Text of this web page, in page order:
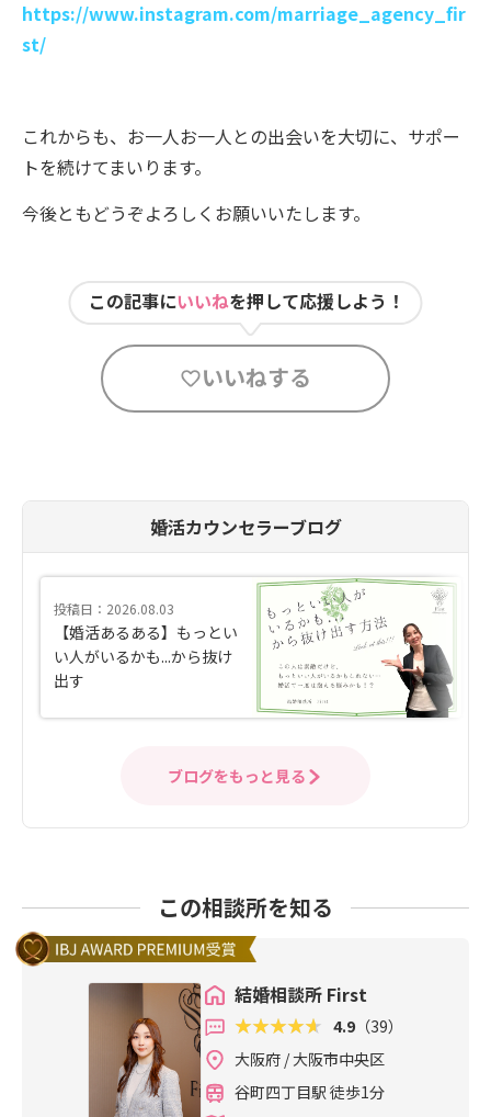
https://www.instagram.com/marriage_agency_fir
st/
これからも、お一人お一人との出会いを大切に、サポー
トを続けてまいります。
今後ともどうぞよろしくお願いいたします。
この記事にいいねを押して応援しよう！
いいねする
婚活カウンセラーブログ
投稿日：2026.08.03
【婚活あるある】もっとい
い人がいるかも...から抜け
出す
ブログをもっと見る
この相談所を知る
結婚相談所 First
4.9 （39）
大阪府 / 大阪市中央区
谷町四丁目駅 徒歩1分